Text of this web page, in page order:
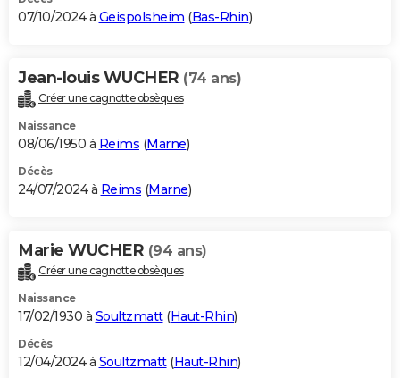
07/10/2024 à Geispolsheim (Bas-Rhin)
Jean-louis WUCHER (74 ans)
Créer une cagnotte obsèques
Naissance
08/06/1950 à Reims (Marne)
Décès
24/07/2024 à Reims (Marne)
Marie WUCHER (94 ans)
Créer une cagnotte obsèques
Naissance
17/02/1930 à Soultzmatt(Haut-Rhin)
Décès
12/04/2024 à Soultzmatt(Haut-Rhin)